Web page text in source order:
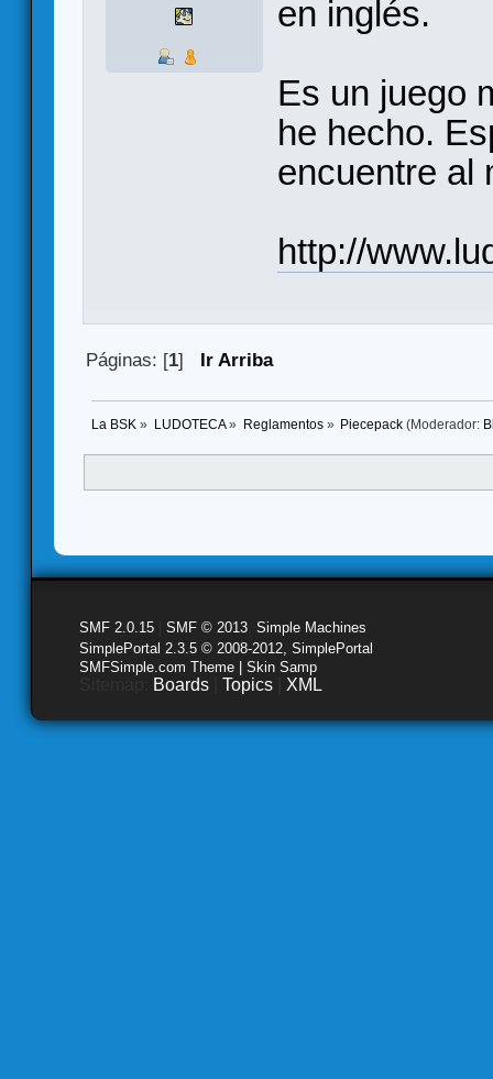
en inglés.
Es un juego
he hecho.
encuentre al
http://
Páginas: [1] Ir Arriba
La BSK » LUDOTECA» Reglamentos» Piecepack (Moderador:
SMF 2.0.15 SMF © 2013 Simple Machines
SimplePortal 2.3.5 © 2008-2012, SimplePortal
SMFSimple.com Theme | Skin Samp
Boards Topics XML